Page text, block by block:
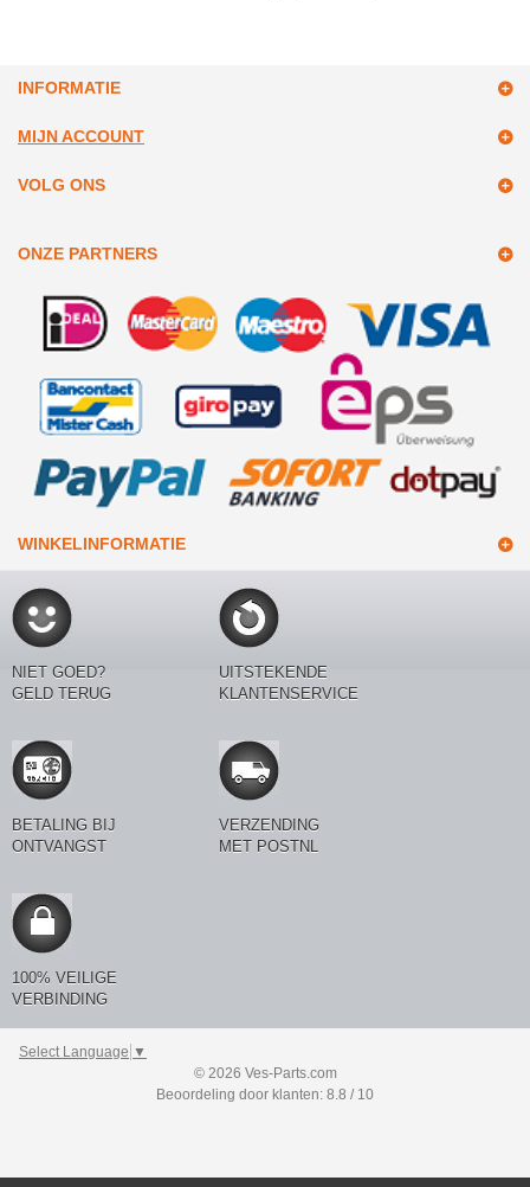
INFORMATIE
MIJN ACCOUNT
VOLG ONS
ONZE PARTNERS
WINKELINFORMATIE
NIET GOED?
GELD TERUG
UITSTEKENDE
KLANTENSERVICE
BETALING BIJ
ONTVANGST
VERZENDING
MET POSTNL
100% VEILIGE
VERBINDING
Select Language ▼
© 2026 Ves-Parts.com
Beoordeling door klanten: 8.8 / 10